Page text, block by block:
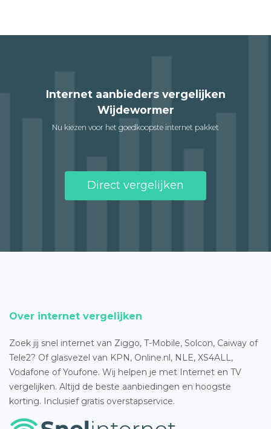
Internet aanbieders vergelijken
Wijdewormer
Nu kiezen voor het goedkoopste internet pakket
Direct vergelijken
Over internet vergelijken
Zoek jij snel internet van Ziggo, T-Mobile, Solcon, Caiway of
Tele2? Of glasvezel van KPN, Online.nl, NLE, XS4ALL,
Vodafone of Youfone. Wij helpen je met Internet en TV
vergelijken. Altijd de beste aanbiedingen en hoogste
korting. Inclusief gratis overstapservice.